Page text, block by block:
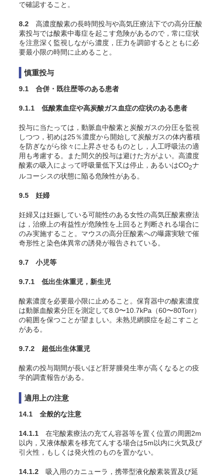
で確認すること。
8.2 高濃度酸素の長時間投与や高気圧療法下での高分圧酸
素投与では酸素中毒症を起こす危険があるので，常に症状
を注意深く監視しながら濃度，圧力を調節するとともに必
要最小限の時間に止めること。
慎重投与
9.1 合併・既往歴等のある患者
9.1.1 低酸素血症や高炭酸ガス血症の症状のある患者
投与に当たっては，動脈血中酸素と炭酸ガスの分圧を監視
しつつ，初めは25％濃度から開始して炭酸ガスの体内蓄積
を防ぎながら徐々に上昇させるものとし，人工呼吸法の適
用も考慮する。また間欠的投与は避けた方がよい。高濃度
酸素の吸入によって呼吸量低下又は停止，あるいはCO2ナ
ルコーシスの状態に陥る危険性がある 。
9.5 妊婦
妊婦又は妊娠している可能性のある女性の高気圧酸素療法
は，治療上の有益性が危険性を上回ると判断される場合に
のみ実施すること。マウスの高分圧酸素への曝露実験で催
奇形性と染色体異常の誘発が報告されている 。
9.7 小児等
9.7.1 低出生体重児，新生児
酸素濃度を必要最小限に止めること。保育器中の酸素濃度
は動脈血酸素分圧を測定して8.0〜10.7kPa（60〜80Torr）
の範囲を保つことが望ましい。未熟児網膜症を起こすこと
がある 。
9.7.2 超低出生体重児
酸素の投与期間が長いほど肝芽腫発生率が高くなるとの疫
学的調査報告がある 。
適用上の注意
14.1 全般的な注意
14.1.1 在宅酸素療法の充てん容器等を置く位置の周囲2m
以内，又液体酸素を移充てんする場合は5m以内に火気及び
引火性，もしくは発火性のものを置かない。
14.1.2 吸入用のカニューラ，携帯型液化酸素装置及び延